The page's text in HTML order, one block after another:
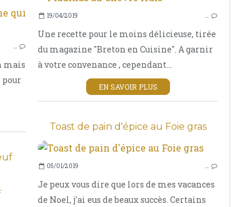
SOUPE
TARTES ET TARTELETTES
…
mais
pour
19/04/2019 …
Une recette pour le moins délicieuse, tirée
du magazine "Breton en Cuisine". A garnir
à votre convenance , cependant...
EN SAVOIR PLUS
Toast de pain d'épice au Foie gras
05/01/2019 …
Je peux vous dire que lors de mes vacances
de Noel, j'ai eus de beaux succès. Certains
OEUFS